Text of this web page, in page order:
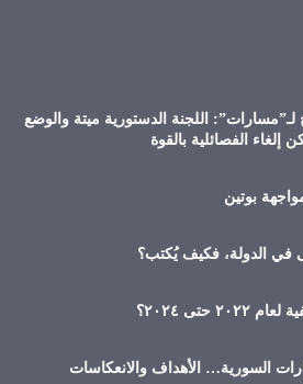
لـ”مسارات”: اللجنة الدستورية ميتة والوضع
إلغاء الفصائلية بالقوة
بوتين
في الدولة، فكيف يُكتب؟
حتى ٢٠٢٤؟
السورية… الأهداف والانعكاسات